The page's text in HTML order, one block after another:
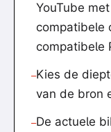
YouTube
compatibele
compatibele
—Kies de
van de bron
—De actuele